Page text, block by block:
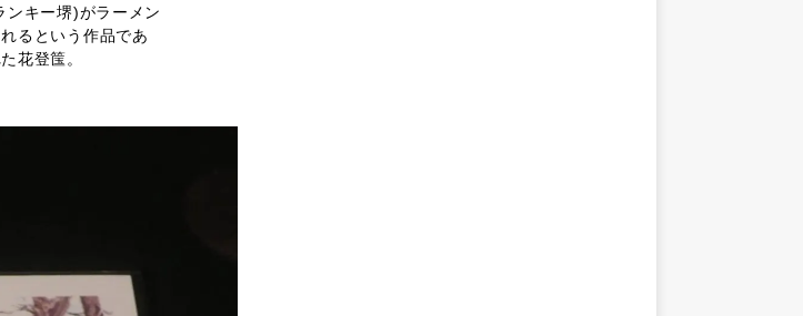
ンキー堺)がラーメン
るという作品であ
花登筺。